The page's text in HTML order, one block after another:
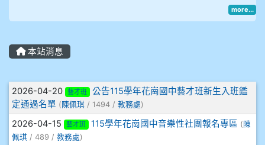
905周沛蓉
905鄭瑀安
906江彥臻
907張晏寧
908彭主豪
more...
本站消息
文章列表
2026-04-20 藝才班
公告115學年花崗國中藝才班新生入班鑑
定通過名單 ( 陳佩琪 / 1494 / 教務處)
2026-04-15 藝才班 115學年花崗國中音樂性社團報名專區 (陳
佩琪 / 489 / 教務處)